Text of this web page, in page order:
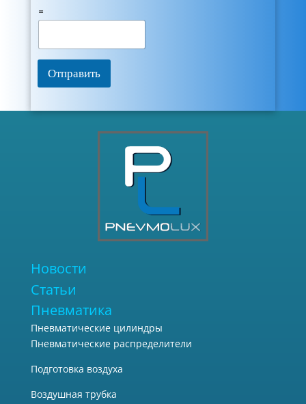
=
Отправить
Новости
Статьи
Пневматика
Пневматические цилиндры
Пневматические распределители
Подготовка воздуха
Воздушная трубка